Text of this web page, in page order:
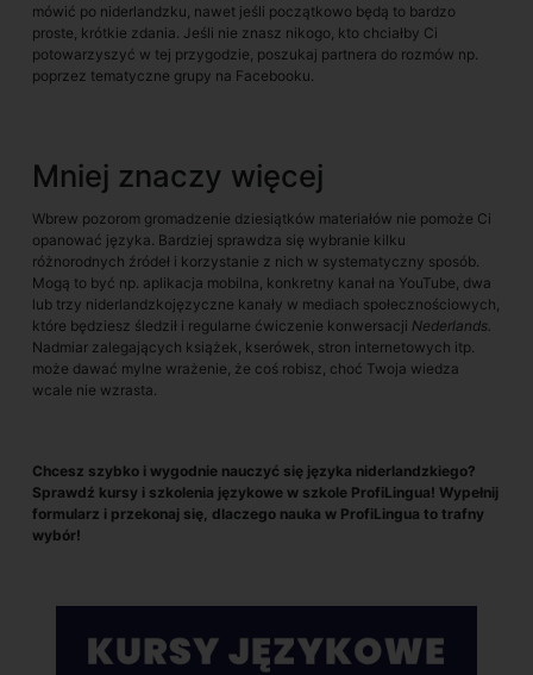
mówić po niderlandzku, nawet jeśli początkowo będą to bardzo
proste, krótkie zdania. Jeśli nie znasz nikogo, kto chciałby Ci
potowarzyszyć w tej przygodzie, poszukaj partnera do rozmów np.
poprzez tematyczne grupy na Facebooku.
Mniej znaczy więcej
Wbrew pozorom gromadzenie dziesiątków materiałów nie pomoże Ci
opanować języka. Bardziej sprawdza się wybranie kilku
różnorodnych źródeł i korzystanie z nich w systematyczny sposób.
Mogą to być np. aplikacja mobilna, konkretny kanał na YouTube, dwa
lub trzy niderlandzkojęzyczne kanały w mediach społecznościowych,
które będziesz śledził i regularne ćwiczenie konwersacji Nederlands.
Nadmiar zalegających książek, kserówek, stron internetowych itp.
może dawać mylne wrażenie, że coś robisz, choć Twoja wiedza
wcale nie wzrasta.
Chcesz szybko i wygodnie nauczyć się języka niderlandzkiego?
Sprawdź kursy i szkolenia językowe w szkole ProfiLingua! Wypełnij
formularz i przekonaj się, dlaczego nauka w ProfiLingua to trafny
wybór!